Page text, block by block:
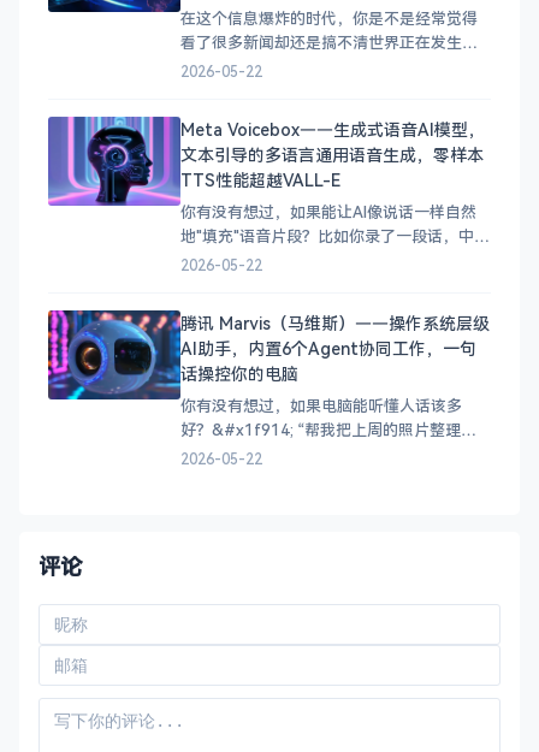
在这个信息爆炸的时代，你是不是经常觉得
看了很多新闻却还是搞不清世界正在发生什
么？&#x1f30d; 军事动向、经济数据、自然
不可能的事。如果你需要一个一站式全球态
势感知面板，那么今天要介绍的 World
Monitor 绝对是
2026-05-22
Meta Voicebox——生成式语音AI模型，
文本引导的多语言通用语音生成，零样本
TTS性能超越VALL-E
你有没有想过，如果能让AI像说话一样自然
地"填充"语音片段？比如你录了一段话，中间
说错了，AI能自动帮你重录那部分，而且听
&#x1f914; 2023年，Meta 发布了
Voicebox——第一个大规模、文本引导的生
成式语音模
2026-05-22
腾讯 Marvis（马维斯）——操作系统层级
AI助手，内置6个Agent协同工作，一句
话操控你的电脑
你有没有想过，如果电脑能听懂人话该多
好？&#x1f914; “帮我把上周的照片整理一
下”、“检查一下合同里的风险条款”、“看看有
2026-05-22
评论